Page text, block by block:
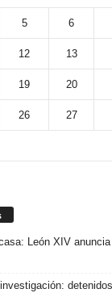
5 6
12 13
19 20
26 27
León XIV